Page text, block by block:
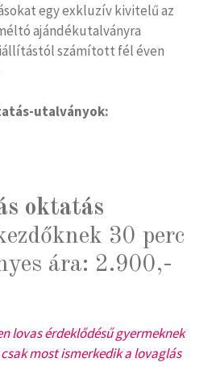
egy exkluzív kivitelű az
ajándékutalványra
számított fél éven
utalványok:
oktatás
30 perc
ára: 2.900,-
lovas érdeklődésű gyermeknek
most ismerkedik a lovaglás